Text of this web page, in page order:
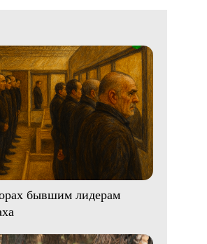
бывшим лидерам